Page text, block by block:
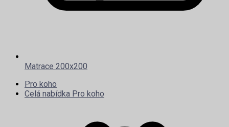
Matrace 200x200
Pro koho
Celá nabídka Pro koho